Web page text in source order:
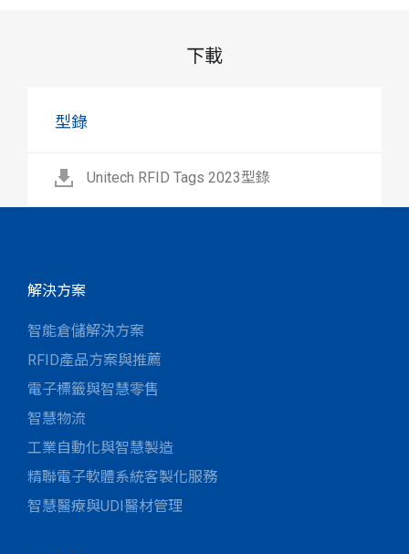
下載
型錄
Unitech RFID Tags 2023型錄
解決方案
智能倉儲解決方案
RFID產品方案與推薦
電子標籤與智慧零售
智慧物流
工業自動化與智慧製造
精聯電子軟體系統客製化服務
智慧醫療與UDI醫材管理